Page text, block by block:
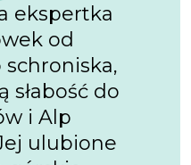
ekspertka
od
słabość do
i Alp
ulubione